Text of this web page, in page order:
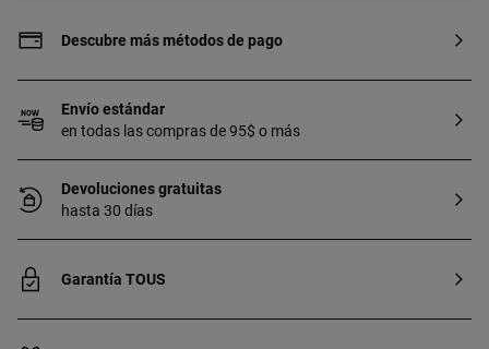
Descubre más métodos de pago
Envío estándar
en todas las compras de 95$ o más
Devoluciones gratuitas
hasta 30 días
Garantía TOUS